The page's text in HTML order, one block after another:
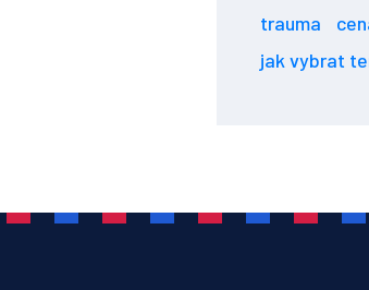
trauma
jak vybrat